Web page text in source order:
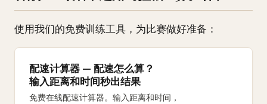
使用我们的免费训练工具，为比赛做好准备：
配速计算器 — 配速怎么算？
输入距离和时间秒出结果
免费在线配速计算器。输入距离和时间，